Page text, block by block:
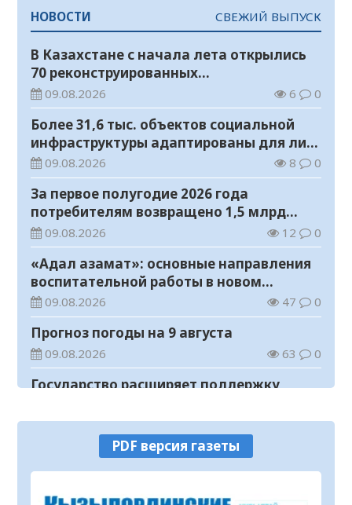
НОВОСТИ СВЕЖИЙ ВЫПУСК
В Казахстане с начала лета открылись
70 реконструированных
железнодорожных вокзалов
09.08.2026 6 0
Более 31,6 тыс. объектов социальной
инфраструктуры адаптированы для лиц
с инвалидностью
09.08.2026 8 0
За первое полугодие 2026 года
потребителям возвращено 1,5 млрд
тенге
09.08.2026 12 0
«Адал азамат»: основные направления
воспитательной работы в новом
учебном году
09.08.2026 47 0
Прогноз погоды на 9 августа
09.08.2026 63 0
Государство расширяет поддержку
регионы для работы
08.08.2026 79 0
Казахстан экспортировал 13,9 млн тонн
зерна и муки в зерновом эквиваленте
08.08.2026
PDF версия газеты